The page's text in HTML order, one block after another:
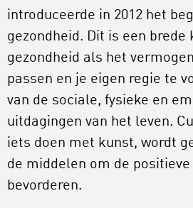
introduceerde in 2012 het
gezondheid. Dit is een brede
gezondheid als het
passen en je eigen regie te
van de sociale, fysieke en
uitdagingen van het leven.
iets doen met kunst, wordt
de middelen om de
bevorderen.